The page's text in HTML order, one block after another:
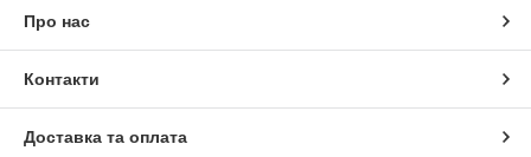
Про нас
Контакти
Доставка та оплата